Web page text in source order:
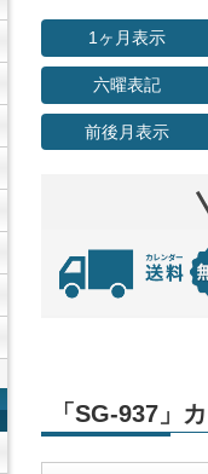
1ヶ月表示
六曜表記
前後月表示
「SG-937」